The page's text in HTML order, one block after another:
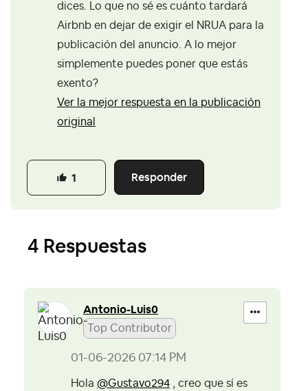
dices. Lo que no sé es cuánto tardará
Airbnb en dejar de exigir el NRUA para la
publicación del anuncio. A lo mejor
simplemente puedes poner que estás
exento?
Ver la mejor respuesta en la publicación
original
Responder
1
4 Respuestas
Antonio-Luis0
Top Contributor
‎01-06-2026 07:14 PM
Hola @Gustavo294 , creo que sí es